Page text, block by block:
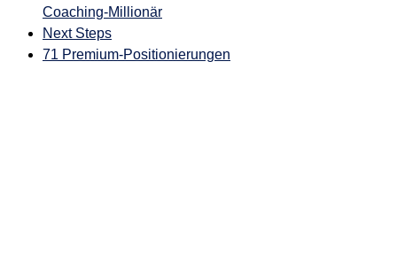
Coaching-Millionär
Next Steps
71 Premium-Positionierungen